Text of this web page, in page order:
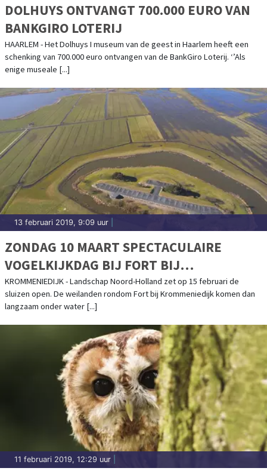
DOLHUYS ONTVANGT 700.000 EURO VAN
BANKGIRO LOTERIJ
HAARLEM - Het Dolhuys I museum van de geest in Haarlem heeft een
schenking van 700.000 euro ontvangen van de BankGiro Loterij. ‘’Als
enige museale [...]
13 februari 2019, 9:09 uur
ZONDAG 10 MAART SPECTACULAIRE
VOGELKIJKDAG BIJ FORT BIJ
KROMMENIEDIJK
KROMMENIEDIJK - Landschap Noord-Holland zet op 15 februari de
sluizen open. De weilanden rondom Fort bij Krommeniedijk komen dan
langzaam onder water [...]
11 februari 2019, 12:29 uur